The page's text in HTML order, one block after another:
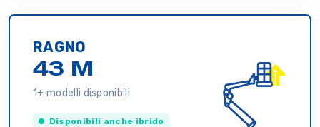
RAGNO
43 M
1+ modelli disponibili
Disponibili anche ibrido